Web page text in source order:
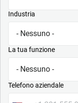
Industria
La tua funzione
Telefono aziendale